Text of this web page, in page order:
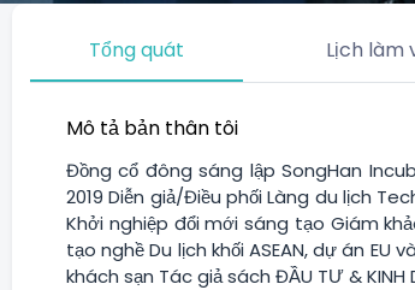
Tổng quát Lịch làm
Mô tả bản thân tôi
Đồng cổ đông sáng lập SongHan
2019 Diễn giả/Điều phối Làng du lịch
Khởi nghiệp đổi mới sáng tạo Giám
tạo nghề Du lịch khối ASEAN, dự án
khách sạn Tác giả sách ĐẦU TƯ & KINH